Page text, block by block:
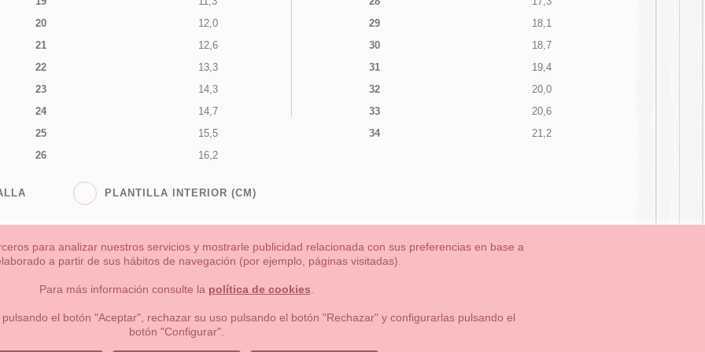
20
12,0
21
12,6
22
13,3
23
14,3
24
14,7
25
15,5
26
16,2
29
18,1
30
18,7
31
19,4
32
20,0
33
20,6
34
21,2
PLANTILLA INTERIOR (CM)
Niña Niño Mamas & Papas NUEVA COLECCION OUTLET-ULTIMAS TALLAS
formas de pago , política de devoluciones y reembolsos Privacidad
nº9 28691 Villanueva de la Cañada Madrid (España)
para analizar nuestros servicios y mostrarle publicidad relacionada con sus preferencias en base a
a partir de sus hábitos de navegación (por ejemplo, páginas visitadas).
Para más información consulte la política de cookies
el botón "Aceptar", rechazar su uso pulsando el botón "Rechazar" y configurarlas pulsando el
botón "Configurar".